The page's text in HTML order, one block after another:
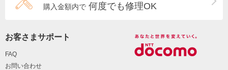
購入金額内で 何度でも修理OK
お客さまサポート
FAQ
お問い合わせ